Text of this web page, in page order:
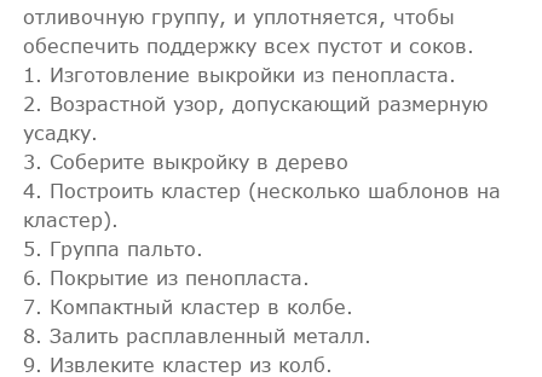
отливочную группу, и уплотняется, чтобы
обеспечить поддержку всех пустот и соков.
Изготовление выкройки из пенопласта.
Возрастной узор, допускающий размерную
усадку.
Соберите выкройку в дерево
Построить кластер (несколько шаблонов на
кластер).
Группа пальто.
Покрытие из пенопласта.
Компактный кластер в колбе.
Залить расплавленный металл.
Извлеките кластер из колб.